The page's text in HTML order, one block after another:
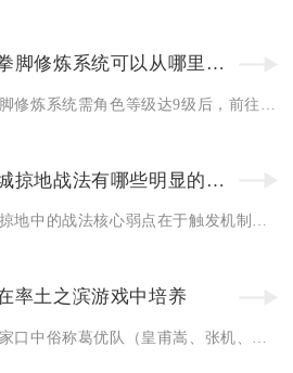
放置江湖拳脚修炼系统可以从哪里获取
赵云的攻城掠地战法有哪些明显的弱点
率土之滨游戏中培养